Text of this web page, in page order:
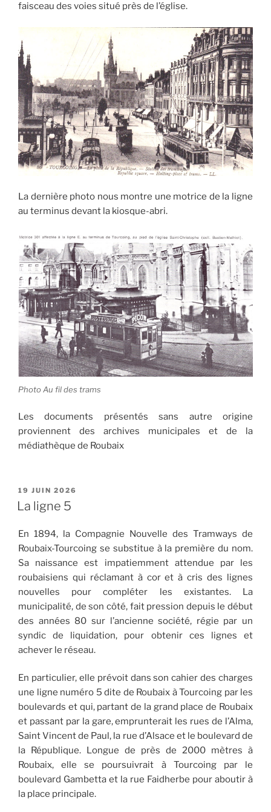
faisceau des voies situé près de l’église.
La dernière photo nous montre une motrice de la ligne
au terminus devant la kiosque-abri.
Photo Au fil des trams
Les documents présentés sans autre origine
proviennent des archives municipales et de la
médiathèque de Roubaix
PUBLIÉ
LE
19 JUIN 2026
La ligne 5
En 1894, la Compagnie Nouvelle des Tramways de
Roubaix-Tourcoing se substitue à la première du nom.
Sa naissance est impatiemment attendue par les
roubaisiens qui réclamant à cor et à cris des lignes
nouvelles pour compléter les existantes. La
municipalité, de son côté, fait pression depuis le début
des années 80 sur l’ancienne société, régie par un
syndic de liquidation, pour obtenir ces lignes et
achever le réseau.
En particulier, elle prévoit dans son cahier des charges
une ligne numéro 5 dite de Roubaix à Tourcoing par les
boulevards et qui, partant de la grand place de Roubaix
et passant par la gare, emprunterait les rues de l’Alma,
Saint Vincent de Paul, la rue d’Alsace et le boulevard de
la République. Longue de près de 2000 mètres à
Roubaix, elle se poursuivrait à Tourcoing par le
boulevard Gambetta et la rue Faidherbe pour aboutir à
la place principale.